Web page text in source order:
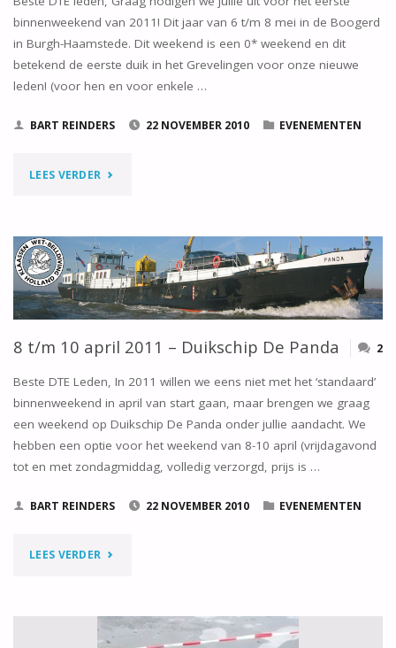
NIEUWJAARSBORREL"
binnenweekend van 2011! Dit jaar van 6 t/m 8 mei in de Boogerd
in Burgh-Haamstede. Dit weekend is een 0* weekend en dit
betekend de eerste duik in het Grevelingen voor onze nieuwe
leden! (voor hen en voor enkele …
BART REINDERS 22 NOVEMBER 2010 EVENEMENTEN
LEES VERDER "6
8
MEI
2011
–
BINNENWEEKEND
‘IN
8 t/m 10 april 2011 – Duikschip De Panda 2
Beste DTE Leden, In 2011 willen we eens niet met het ‘standaard’
binnenweekend in april van start gaan, maar brengen we graag
een weekend op Duikschip De Panda onder jullie aandacht. We
hebben een optie voor het weekend van 8-10 april (vrijdagavond
tot en met zondagmiddag, volledig verzorgd, prijs is …
BART REINDERS 22 NOVEMBER 2010 EVENEMENTEN
LEES VERDER "8